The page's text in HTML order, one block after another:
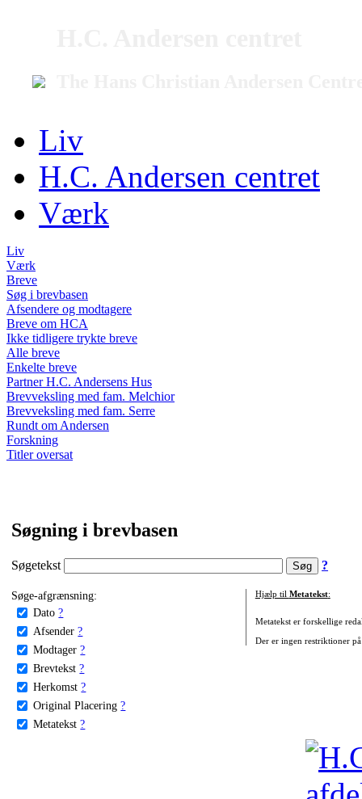
Liv
H.C. Andersen centret
Værk
Liv
Værk
Breve
Søg i brevbasen
Afsendere og modtagere
Breve om HCA
Ikke tidligere trykte breve
Alle breve
Enkelte breve
Partner H.C. Andersens Hus
Brevveksling med fam. Melchior
Brevveksling med fam. Serre
Rundt om Andersen
Forskning
Titler oversat
Søgning i brevbasen
Søgetekst ?
Søge-afgrænsning:
Dato ?
Afsender ?
Modtager ?
Brevtekst ?
Herkomst ?
Original Placering ?
Metatekst ?
Hjælp til Metatekst:
Metatekst er forskellige
Der er ingen restriktioner